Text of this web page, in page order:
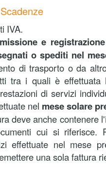
Scadenze
IVA.
e
o spediti nel
di trasporto o da
tra i quali è effettuata
di servizi
nel mese solare
deve anche contenere
cui si riferisce.
effettuate nel mese
una sola fattura